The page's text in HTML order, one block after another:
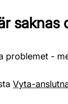
saknas
problemet -
Vyta-